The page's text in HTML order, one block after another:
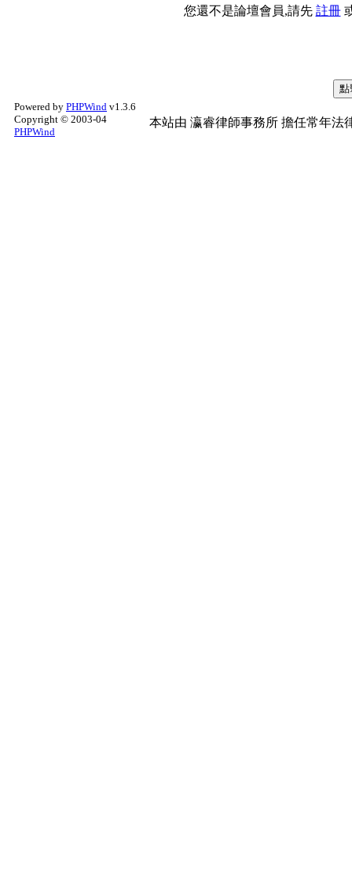
您還不是論壇會員,請先 註冊
Powered by PHPWind v1.3.6
Copyright © 2003-04
PHPWind
本站由 瀛睿律師事務所 擔任常年法